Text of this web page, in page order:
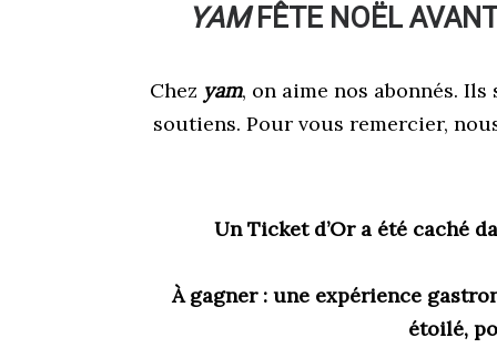
YAMFÊTE NOËL
Chez yam, on aime nos abonnés.
soutiens. Pour vous remercier,
Un Ticket d’Or a été caché
À gagner : une expérience
étoilé,